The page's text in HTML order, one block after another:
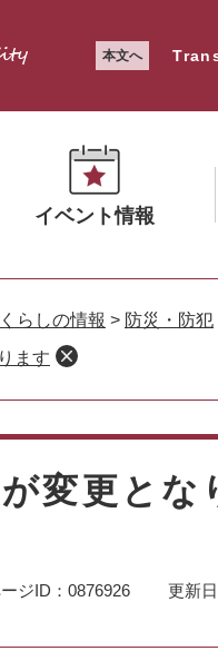
本文へ
イベント情報
くらしの情報 > 防災・防犯
ます
変更とな
ジID：0876926 更新